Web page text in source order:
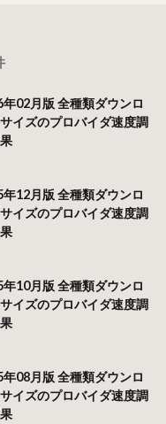
年02月版 全種類ダウンロ
イズのプロバイダ速度調
年12月版 全種類ダウンロ
イズのプロバイダ速度調
年10月版 全種類ダウンロ
イズのプロバイダ速度調
年08月版 全種類ダウンロ
イズのプロバイダ速度調